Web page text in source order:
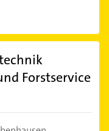
Forstservice